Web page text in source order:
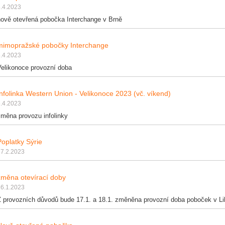
otevřená pobočka Interchange v Brně
pobočky Interchange
provozní doba
Western Union - Velikonoce 2023 (vč. víkend)
provozu infolinky
Sýrie
otevírací doby
provozních důvodů bude 17.1. a 18.1. změněna provozní doba poboček v